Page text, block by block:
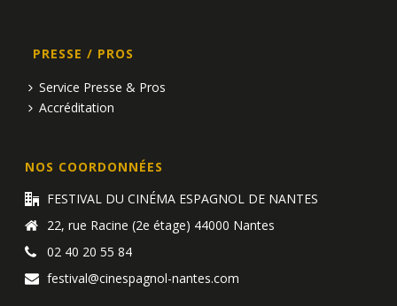
PRESSE / PROS
Service Presse & Pros
Accréditation
NOS COORDONNÉES
FESTIVAL DU CINÉMA ESPAGNOL DE NANTES
22, rue Racine (2e étage) 44000 Nantes
02 40 20 55 84
festival@cinespagnol-nantes.com